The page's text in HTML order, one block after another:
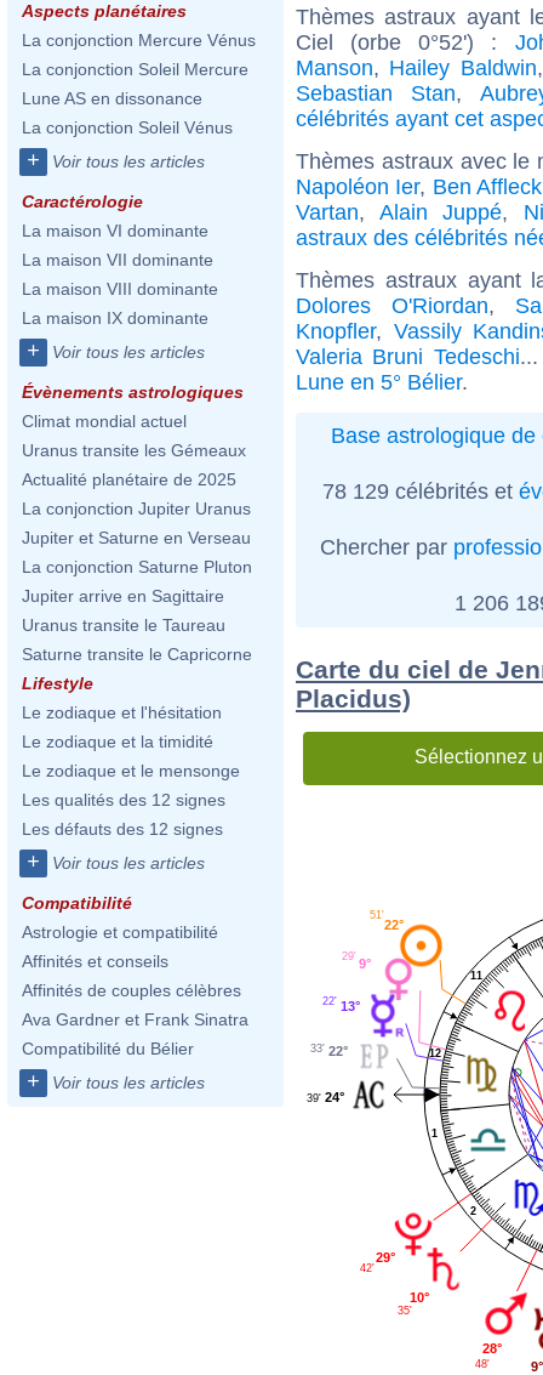
Aspects planétaires
La conjonction Mercure Vénus
La conjonction Soleil Mercure
Lune AS en dissonance
La conjonction Soleil Vénus
+ Voir tous les articles
Caractérologie
La maison VI dominante
La maison VII dominante
La maison VIII dominante
La maison IX dominante
+ Voir tous les articles
Évènements astrologiques
Climat mondial actuel
Uranus transite les Gémeaux
Actualité planétaire de 2025
La conjonction Jupiter Uranus
Jupiter et Saturne en Verseau
La conjonction Saturne Pluton
Jupiter arrive en Sagittaire
Uranus transite le Taureau
Saturne transite le Capricorne
Lifestyle
Le zodiaque et l'hésitation
Le zodiaque et la timidité
Le zodiaque et le mensonge
Les qualités des 12 signes
Les défauts des 12 signes
+ Voir tous les articles
Compatibilité
Astrologie et compatibilité
Affinités et conseils
Affinités de couples célèbres
Ava Gardner et Frank Sinatra
Compatibilité du Bélier
+ Voir tous les articles
Thèmes astraux ayant
Ciel (orbe 0°52') :
Manson, Hailey Baldwin
Sebastian Stan,
célébrités ayant cet
Thèmes astraux avec le
Napoléon Ier, Ben Affleck
Vartan, Alain Juppé,
astraux des célébrités
Thèmes astraux
Dolores O'Riordan,
Knopfler, Vassily
Valeria Bruni Tedeschi
Lune en 5° Bélier.
Base astrologique de
78 129 célébrités et
Chercher par
1 206
Carte du ciel de
Placidus)
Sélectionnez
1
2
11
12
22°
51'
9°
29'
13°
22'
22°
33'
24°
39'
29°
42'
10°
35'
28°
48' 9°